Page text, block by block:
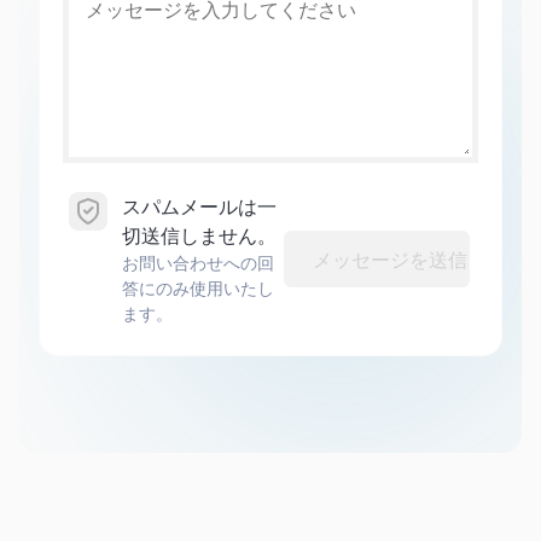
スパムメールは一
切送信しません。
お問い合わせへの回
答にのみ使用いたし
ます。
メッセージを送信